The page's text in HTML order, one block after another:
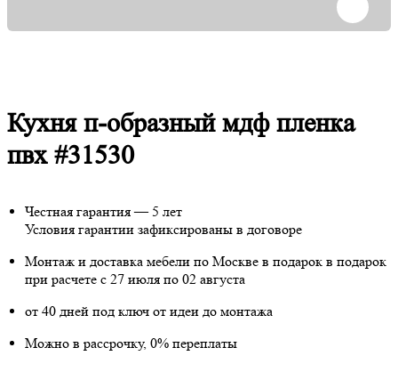
Кухня п-образный мдф пленка
пвх #31530
Честная гарантия — 5 лет
Условия гарантии зафиксированы в договоре
Монтаж и доставка мебели по Москве в подарок в подарок
при расчете с 27 июля по 02 августа
от 40 дней под ключ от идеи до монтажа
Можно в рассрочку, 0% переплаты